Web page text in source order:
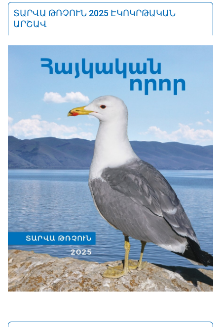
ՏԱՐՎԱ ԹՌՉՈՒՆ 2025 ԷԿՈԿՐԹԱԿԱՆ
ԱՐՇԱՎ